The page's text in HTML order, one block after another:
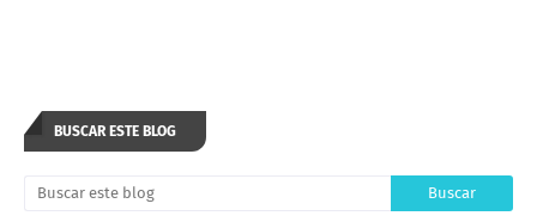
BUSCAR ESTE BLOG